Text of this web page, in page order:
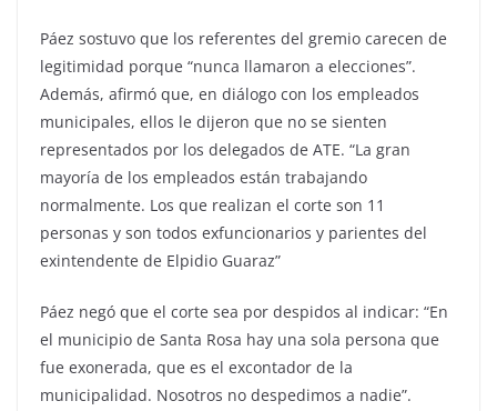
Páez sostuvo que los referentes del gremio carecen de
legitimidad porque “nunca llamaron a elecciones”.
Además, afirmó que, en diálogo con los empleados
municipales, ellos le dijeron que no se sienten
representados por los delegados de ATE. “La gran
mayoría de los empleados están trabajando
normalmente. Los que realizan el corte son 11
personas y son todos exfuncionarios y parientes del
exintendente de Elpidio Guaraz”
Páez negó que el corte sea por despidos al indicar: “En
el municipio de Santa Rosa hay una sola persona que
fue exonerada, que es el excontador de la
municipalidad. Nosotros no despedimos a nadie”.